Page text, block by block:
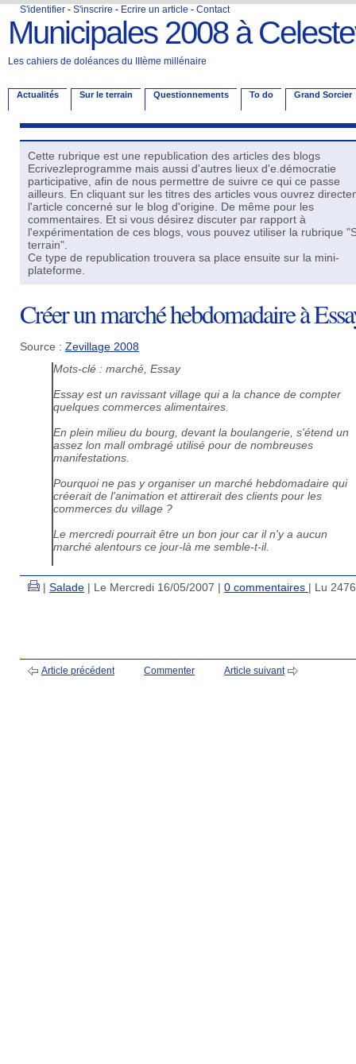
S'identifier - S'inscrire - Ecrire un article - Contact
Municipales 2008 à
Les cahiers de doléances du IIIème millénaire
Actualités Sur le terrain Questionnements To do Grand Sorcier
Cette rubrique est une republication des articles des blogs
Ecrivezleprogramme mais aussi d'autres lieux d'e.démocratie
participative, afin de nous permettre de suivre ce qui ce passe
ailleurs. En cliquant sur les titres des articles vous ouvrez
l'article concerné sur le blog d'origine. De même pour les
commentaires. Et si vous désirez discuter par rapport à
l'expérimentation de ces blogs, vous pouvez utiliser la rubrique
terrain".
Ce type de republication trouvera sa place ensuite sur la mini-
plateforme.
Créer un marché hebdomadaire à
Source : Zevillage 2008
Mots-clé : marché, Essay
Essay est un ravissant village qui a la chance de compter
quelques commerces alimentaires.
En plein milieu du bourg, devant la boulangerie, s'étend un
assez lon mall ombragé utilisé pour de nombreuses
manifestations.
Pourquoi ne pas y organiser un marché hebdomadaire qui
créerait de l'animation et attirerait des clients pour les
commerces du village ?
Le mercredi pourrait être un bon jour car il n'y a aucun
marché alentours ce jour-là me semble-t-il.
| Salade | Le Mercredi 16/05/2007 | 0 commentaires | Lu
Article précédent Commenter Article suivant